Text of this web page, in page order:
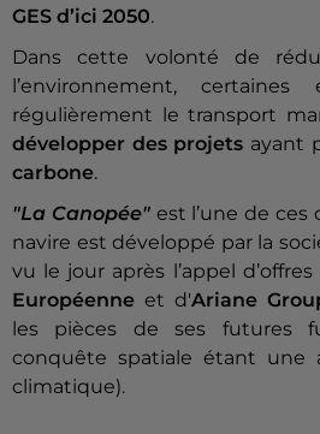
GES d’ici 2050.
Dans cette volonté de
l’environnement, certaines
régulièrement le transport
développer des projets ayant
carbone.
"La Canopée"est l’une de ces
navire est développé par la
vu le jour après l’appel d’offres
Européenne et d'Ariane
les pièces de ses futures
conquête spatiale étant une
climatique).